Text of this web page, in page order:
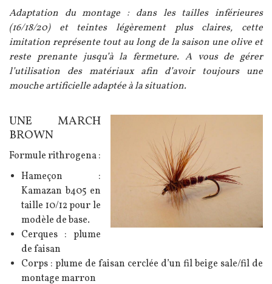
Adaptation du montage : dans les tailles inférieures
(16/18/20) et teintes légèrement plus claires, cette
imitation représente tout au long de la saison une olive et
reste prenante jusqu’à la fermeture. A vous de gérer
l’utilisation des matériaux afin d’avoir toujours une
mouche artificielle adaptée à la situation.
Texte
UNE MARCH
BROWN
Formule rithrogena :
Hameçon :
Kamazan b405 en
taille 10/12 pour le
modèle de base.
Cerques : plume
de faisan
Corps : plume de faisan cerclée d’un fil beige sale/fil de
montage marron